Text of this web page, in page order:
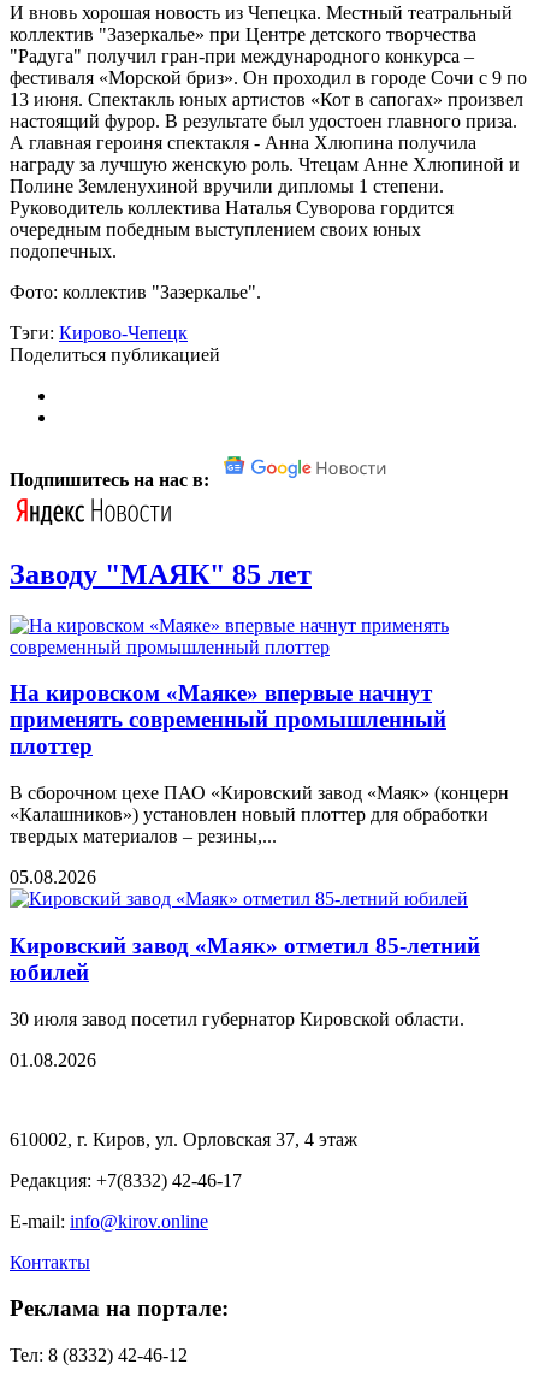
И вновь хорошая новость из Чепецка. Местный театральный
коллектив "Зазеркалье» при Центре детского творчества
"Радуга" получил гран-при международного конкурса –
фестиваля «Морской бриз». Он проходил в городе Сочи с 9 по
13 июня. Спектакль юных артистов «Кот в сапогах» произвел
настоящий фурор. В результате был удостоен главного приза.
А главная героиня спектакля - Анна Хлюпина получила
награду за лучшую женскую роль. Чтецам Анне Хлюпиной и
Полине Земленухиной вручили дипломы 1 степени.
Руководитель коллектива Наталья Суворова гордится
очередным победным выступлением своих юных
подопечных.
Фото: коллектив "Зазеркалье".
Тэги: Кирово-Чепецк
Поделиться публикацией
Подпишитесь на нас в:
Заводу "МАЯК" 85 лет
На кировском «Маяке» впервые начнут
применять современный промышленный
плоттер
В сборочном цехе ПАО «Кировский завод «Маяк» (концерн
«Калашников») установлен новый плоттер для обработки
твердых материалов – резины,...
05.08.2026
Кировский завод «Маяк» отметил 85-летний
юбилей
30 июля завод посетил губернатор Кировской области.
01.08.2026
610002, г. Киров, ул. Орловская 37, 4 этаж
Редакция: +7(8332) 42-46-17
E-mail: info@kirov.online
Контакты
Реклама на портале:
Тел: 8 (8332) 42-46-12